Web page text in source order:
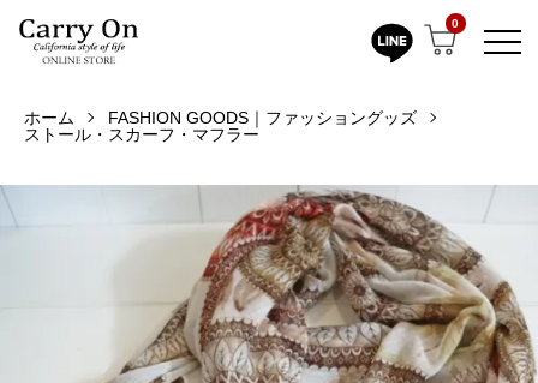
0
ホーム
FASHION GOODS｜ファッショングッズ
ストール・スカーフ・マフラー